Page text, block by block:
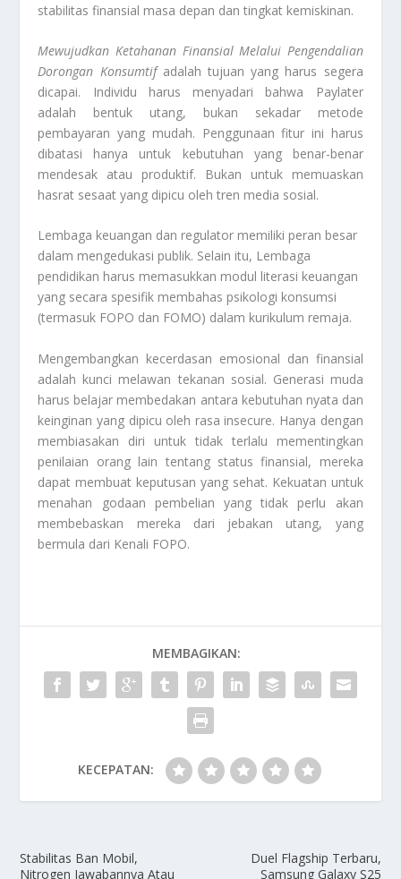
stabilitas finansial masa depan dan tingkat kemiskinan.
Mewujudkan Ketahanan Finansial Melalui Pengendalian
Dorongan Konsumtifadalah tujuan yang harus segera
dicapai. Individu harus menyadari bahwa
Paylater
adalah bentuk utang, bukan sekadar metode
pembayaran yang mudah. Penggunaan fitur ini harus
dibatasi hanya untuk kebutuhan yang benar-benar
mendesak atau produktif. Bukan untuk memuaskan
hasrat sesaat yang dipicu oleh tren media sosial.
Lembaga keuangan dan regulator memiliki peran besar
dalam mengedukasi publik. Selain itu, Lembaga
pendidikan harus memasukkan modul literasi keuangan
yang secara spesifik membahas psikologi konsumsi
(termasuk FOPO dan FOMO) dalam kurikulum remaja.
Mengembangkan kecerdasan emosional dan finansial
adalah kunci melawan tekanan sosial. Generasi muda
harus belajar membedakan antara kebutuhan nyata dan
keinginan yang dipicu oleh rasa insecure. Hanya dengan
membiasakan diri untuk tidak terlalu mementingkan
penilaian orang lain tentang status finansial, mereka
dapat membuat keputusan yang sehat. Kekuatan untuk
menahan godaan pembelian yang tidak perlu akan
membebaskan mereka dari jebakan utang, yang
bermula dari Kenali FOPO.
MEMBAGIKAN:
KECEPATAN:
Stabilitas Ban Mobil,
Nitrogen Jawabannya Atau
Duel Flagship Terbaru,
Samsung Galaxy S25